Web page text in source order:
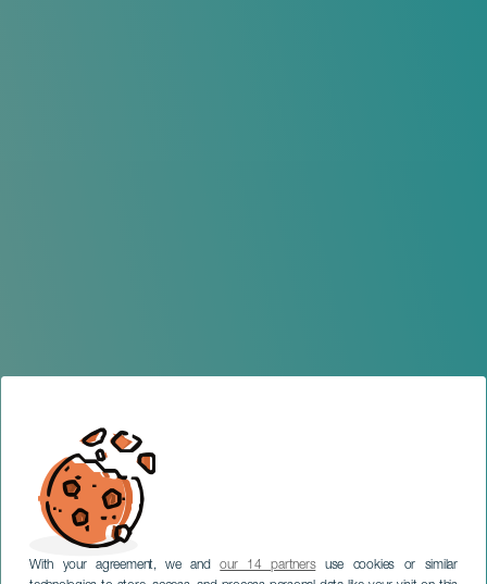
With your agreement, we andour 14 partnersuse cookies or similar